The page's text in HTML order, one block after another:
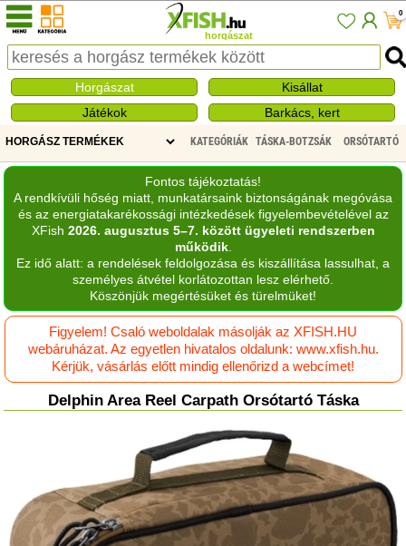
horgászat
0
Horgászat
Kisállat
Játékok
Barkács, kert
KATEGÓRIÁK TÁSKA-BOTZSÁK ORSÓTARTÓ
Fontos tájékoztatás!
A rendkívüli hőség miatt, munkatársaink biztonságának megóvása
és az energiatakarékossági intézkedések figyelembevételével az
XFish 2026. augusztus 5–7. között ügyeleti rendszerben
működik.
Ez idő alatt: a rendelések feldolgozása és kiszállítása lassulhat, a
személyes átvétel korlátozottan lesz elérhető.
Köszönjük megértésüket és türelmüket!
Figyelem! Csaló weboldalak másolják az XFISH.HU
webáruházat. Az egyetlen hivatalos oldalunk: www.xfish.hu.
Kérjük, vásárlás előtt mindig ellenőrizd a webcímet!
Delphin Area Reel Carpath Orsótartó Táska